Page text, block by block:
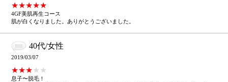
★★★★★
4GF美肌再生コース
肌が白くなりました。ありがとうございました。
40代/女性
2019/03/07
★★★★★
息子〜脱毛！